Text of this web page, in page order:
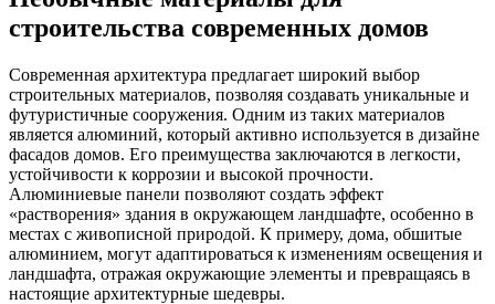
строительства современных домов
Современная архитектура предлагает широкий выбор
строительных материалов, позволяя создавать уникальные и
футуристичные сооружения. Одним из таких материалов
является алюминий, который активно используется в дизайне
фасадов домов. Его преимущества заключаются в легкости,
устойчивости к коррозии и высокой прочности.
Алюминиевые панели позволяют создать эффект
«растворения» здания в окружающем ландшафте, особенно в
местах с живописной природой. К примеру, дома, обшитые
алюминием, могут адаптироваться к изменениям освещения и
ландшафта, отражая окружающие элементы и превращаясь в
настоящие архитектурные шедевры.